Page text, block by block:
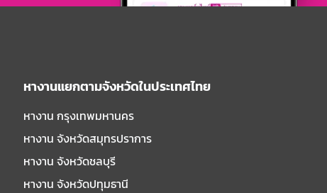
หางานแยกตามจังหวัดในประเทศไทย
หางาน กรุงเทพมหานคร
หางาน จังหวัดสมุทรปราการ
หางาน จังหวัดชลบุรี
หางาน จังหวัดปทุมธานี